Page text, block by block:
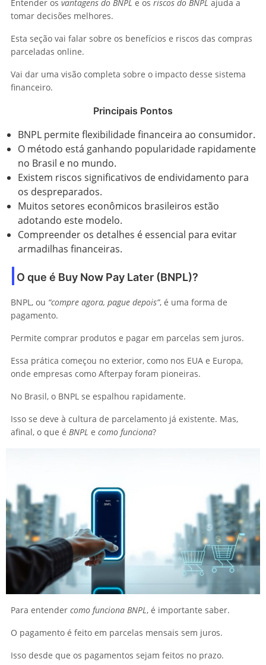
Entender os vantagens do BNPL e os riscos do BNPL ajuda a
tomar decisões melhores.
Esta seção vai falar sobre os benefícios e riscos das compras
parceladas online.
Vai dar uma visão completa sobre o impacto desse sistema
financeiro.
Principais Pontos
BNPL permite flexibilidade financeira ao consumidor.
O método está ganhando popularidade rapidamente
no Brasil e no mundo.
Existem riscos significativos de endividamento para
os despreparados.
Muitos setores econômicos brasileiros estão
adotando este modelo.
Compreender os detalhes é essencial para evitar
armadilhas financeiras.
O que é Buy Now Pay Later (BNPL)?
BNPL, ou “compre agora, pague depois”, é uma forma de
pagamento.
Permite comprar produtos e pagar em parcelas sem juros.
Essa prática começou no exterior, como nos EUA e Europa,
onde empresas como Afterpay foram pioneiras.
No Brasil, o BNPL se espalhou rapidamente.
Isso se deve à cultura de parcelamento já existente. Mas,
afinal, o que é BNPL e como funciona?
Para entender como funciona BNPL, é importante saber.
O pagamento é feito em parcelas mensais sem juros.
Isso desde que os pagamentos sejam feitos no prazo.